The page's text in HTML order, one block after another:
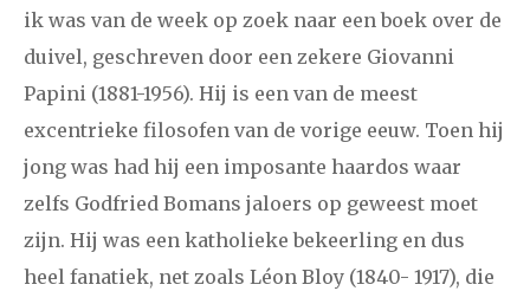
2022
januari februari
augustus september oktober november
december
januari februari maart april mei juni juli
ik was van de week op zoek naar een boek over de
duivel, geschreven door een zekere Giovanni
Papini (1881-1956). Hij is een van de meest
excentrieke filosofen van de vorige eeuw. Toen hij
jong was had hij een imposante haardos waar
zelfs Godfried Bomans jaloers op geweest moet
zijn. Hij was een katholieke bekeerling en dus
heel fanatiek, net zoals Léon Bloy (1840- 1917), die